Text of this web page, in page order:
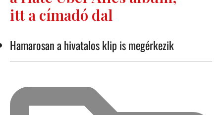
itt a címadó dal
Hamarosan a hivatalos klip is megérkezik